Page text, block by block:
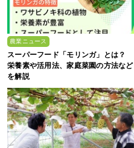
農業ニュース
スーパーフード「モリンガ」とは？
栄養素や活用法、家庭菜園の方法など
を解説